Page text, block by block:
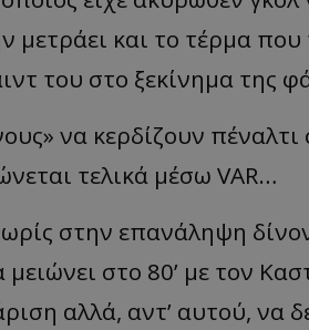
μετράει και το τέρμα
του στο ξεκίνημα της
να κερδίζουν
τελικά μέσω VAR…
στην επανάληψη
στο 80’ με τον
αλλά, αντ’ αυτού, να